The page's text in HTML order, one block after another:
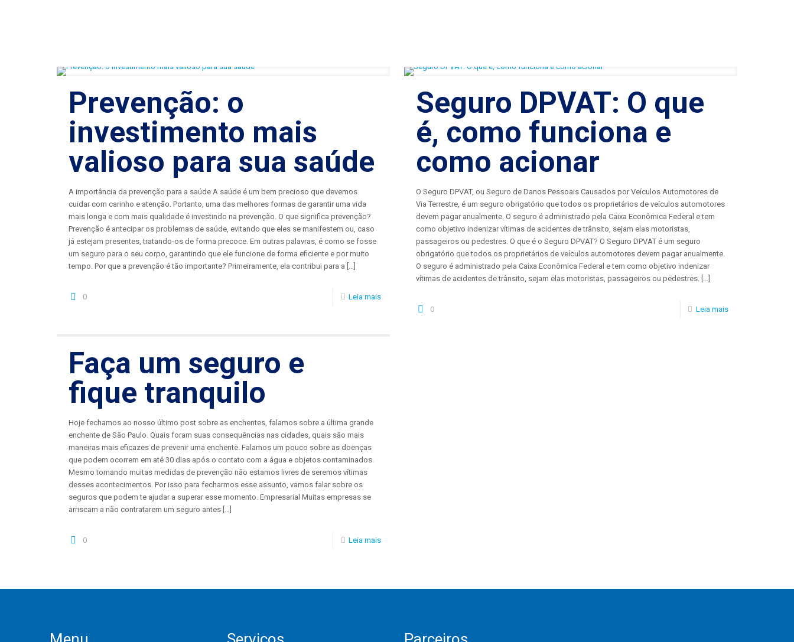
Prevenção: o
investimento mais
valioso para sua saúde
A importância da prevenção para a saúde A saúde é um bem precioso que devemos
cuidar com carinho e atenção. Portanto, uma das melhores formas de garantir uma vida
mais longa e com mais qualidade é investindo na prevenção. O que significa prevenção?
Prevenção é antecipar os problemas de saúde, evitando que eles se manifestem ou, caso
já estejam presentes, tratando-os de forma precoce. Em outras palavras, é como se fosse
um seguro para o seu corpo, garantindo que ele funcione de forma eficiente e por muito
tempo. Por que a prevenção é tão importante? Primeiramente, ela contribui para a […]
0 Leia mais
Seguro DPVAT: O que
é, como funciona e
como acionar
O Seguro DPVAT, ou Seguro de Danos Pessoais Causados por Veículos Automotores de
Via Terrestre, é um seguro obrigatório que todos os proprietários de veículos automotores
devem pagar anualmente. O seguro é administrado pela Caixa Econômica Federal e tem
como objetivo indenizar vítimas de acidentes de trânsito, sejam elas motoristas,
passageiros ou pedestres. O que é o Seguro DPVAT? O Seguro DPVAT é um seguro
obrigatório que todos os proprietários de veículos automotores devem pagar anualmente.
O seguro é administrado pela Caixa Econômica Federal e tem como objetivo indenizar
vítimas de acidentes de trânsito, sejam elas motoristas, passageiros ou pedestres.[…]
0 Leia mais
Faça um seguro e
fique tranquilo
Hoje fechamos ao nosso último post sobre as enchentes, falamos sobre a última grande
enchente de São Paulo. Quais foram suas consequências nas cidades, quais são mais
maneiras mais eficazes de prevenir uma enchente. Falamos um pouco sobre as doenças
que podem ocorrem em até 30 dias após o contato com a água e objetos contaminados.
Mesmo tomando muitas medidas de prevenção não estamos livres de seremos vítimas
desses acontecimentos. Por isso para fecharmos esse assunto, vamos falar sobre os
seguros que podem te ajudar a superar esse momento. Empresarial Muitas empresas se
arriscam a não contratarem um seguro antes[…]
0 Leia mais